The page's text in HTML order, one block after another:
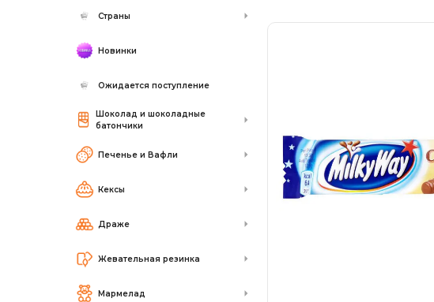
Страны
Новинки
Ожидается поступление
Шоколад и шоколадные
батончики
Печенье и Вафли
Кексы
Драже
Жевательная резинка
Мармелад